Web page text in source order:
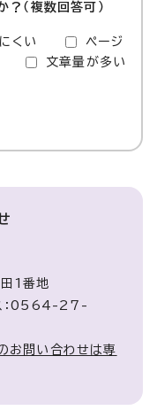
（複数回答可）
くい
ページ
文章量が多い
1番地
：0564-27-
お問い合わせは専